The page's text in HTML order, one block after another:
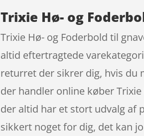
Trixie Hø- og
Trixie Hø- og Foderbold til
altid eftertragtede
returret der sikrer dig, hvis du
der handler online køber
der altid har et stort udvalg af
sikkert noget for dig, det kan